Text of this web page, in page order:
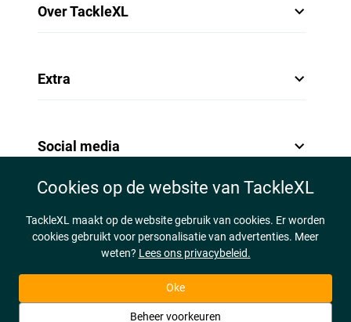
Over TackleXL
Extra
Social media
Cookies op de website van TackleXL
TackleXL maakt op de website gebruik van cookies. Er worden
cookies gebruikt voor personalisatie van advertenties. Meer
weten? Lees ons privacybeleid.
Oke
Beheer voorkeuren